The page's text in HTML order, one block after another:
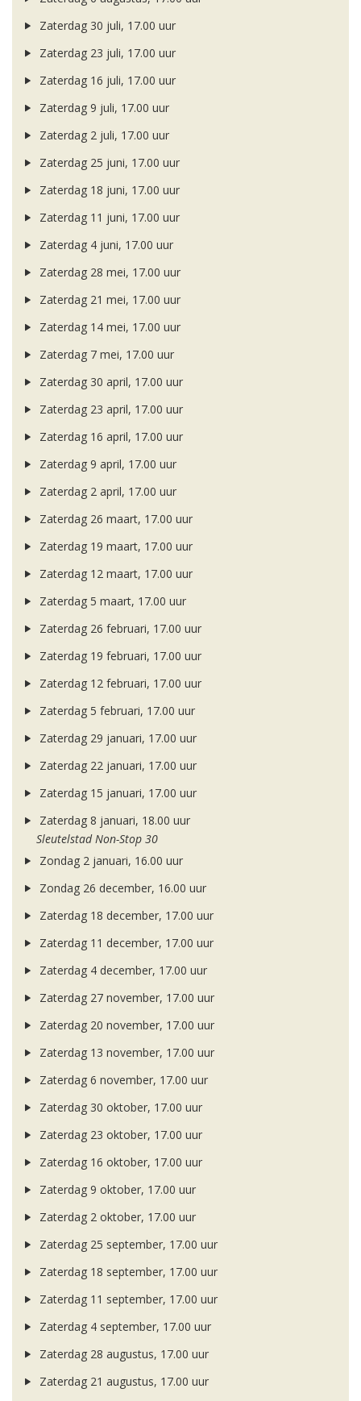
Zaterdag 30 juli, 17.00 uur
Zaterdag 23 juli, 17.00 uur
Zaterdag 16 juli, 17.00 uur
Zaterdag 9 juli, 17.00 uur
Zaterdag 2 juli, 17.00 uur
Zaterdag 25 juni, 17.00 uur
Zaterdag 18 juni, 17.00 uur
Zaterdag 11 juni, 17.00 uur
Zaterdag 4 juni, 17.00 uur
Zaterdag 28 mei, 17.00 uur
Zaterdag 21 mei, 17.00 uur
Zaterdag 14 mei, 17.00 uur
Zaterdag 7 mei, 17.00 uur
Zaterdag 30 april, 17.00 uur
Zaterdag 23 april, 17.00 uur
Zaterdag 16 april, 17.00 uur
Zaterdag 9 april, 17.00 uur
Zaterdag 2 april, 17.00 uur
Zaterdag 26 maart, 17.00 uur
Zaterdag 19 maart, 17.00 uur
Zaterdag 12 maart, 17.00 uur
Zaterdag 5 maart, 17.00 uur
Zaterdag 26 februari, 17.00 uur
Zaterdag 19 februari, 17.00 uur
Zaterdag 12 februari, 17.00 uur
Zaterdag 5 februari, 17.00 uur
Zaterdag 29 januari, 17.00 uur
Zaterdag 22 januari, 17.00 uur
Zaterdag 15 januari, 17.00 uur
Zaterdag 8 januari, 18.00 uur
Sleutelstad Non-Stop 30
Zondag 2 januari, 16.00 uur
Zondag 26 december, 16.00 uur
Zaterdag 18 december, 17.00 uur
Zaterdag 11 december, 17.00 uur
Zaterdag 4 december, 17.00 uur
Zaterdag 27 november, 17.00 uur
Zaterdag 20 november, 17.00 uur
Zaterdag 13 november, 17.00 uur
Zaterdag 6 november, 17.00 uur
Zaterdag 30 oktober, 17.00 uur
Zaterdag 23 oktober, 17.00 uur
Zaterdag 16 oktober, 17.00 uur
Zaterdag 9 oktober, 17.00 uur
Zaterdag 2 oktober, 17.00 uur
Zaterdag 25 september, 17.00 uur
Zaterdag 18 september, 17.00 uur
Zaterdag 11 september, 17.00 uur
Zaterdag 4 september, 17.00 uur
Zaterdag 28 augustus, 17.00 uur
Zaterdag 21 augustus, 17.00 uur